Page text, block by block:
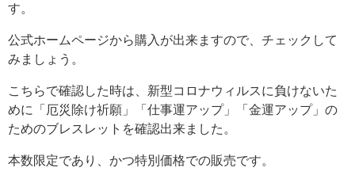
す。
公式ホームページから購入が出来ますので、チェックして
みましょう。
こちらで確認した時は、新型コロナウィルスに負けないた
めに「厄災除け祈願」「仕事運アップ」「金運アップ」の
ためのブレスレットを確認出来ました。
本数限定であり、かつ特別価格での販売です。